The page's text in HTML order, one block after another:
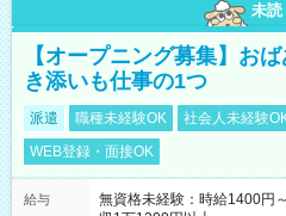
未読
【オープニング募集】お
き添いも仕事の1つ
派遣 職種未経験OK 社会人未経験
WEB登録・面接OK
給与
無資格未経験：時給1400